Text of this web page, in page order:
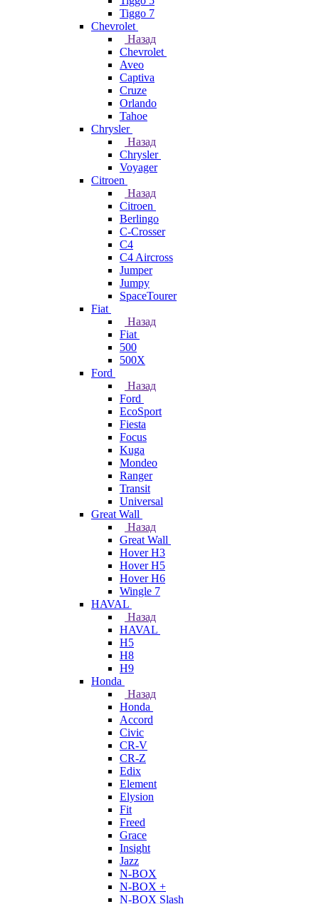
Tiggo 7
Chevrolet
Назад
Chevrolet
Aveo
Captiva
Cruze
Orlando
Tahoe
Chrysler
Назад
Chrysler
Voyager
Citroen
Назад
Citroen
Berlingo
C-Crosser
C4
C4 Aircross
Jumper
Jumpy
SpaceTourer
Fiat
Назад
Fiat
500
500X
Ford
Назад
Ford
EcoSport
Fiesta
Focus
Kuga
Mondeo
Ranger
Transit
Universal
Great Wall
Назад
Great Wall
Hover H3
Hover H5
Hover H6
Wingle 7
HAVAL
Назад
HAVAL
H5
H8
H9
Honda
Назад
Honda
Accord
Civic
CR-V
CR-Z
Edix
Element
Elysion
Fit
Freed
Grace
Insight
Jazz
N-BOX
N-BOX +
N-BOX Slash